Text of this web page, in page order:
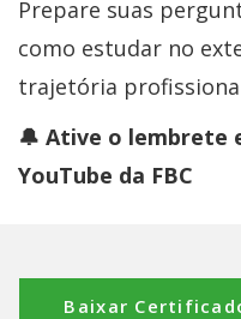
Prepare suas
como estudar no
trajetória
🔔 Ative o lembrete
YouTube da FBC
Baixar